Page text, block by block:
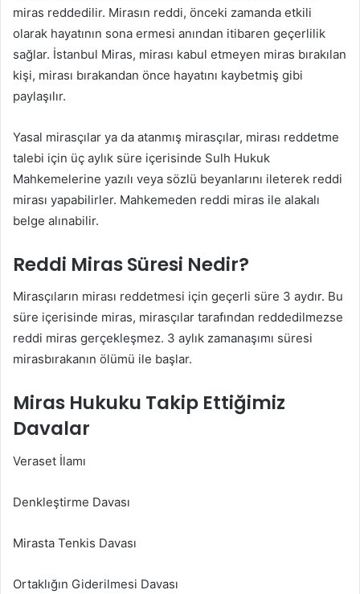
miras reddedilir. Mirasın reddi, önceki zamanda etkili
olarak hayatının sona ermesi anından itibaren geçerlilik
sağlar. İstanbul Miras, mirası kabul etmeyen miras bırakılan
kişi, mirası bırakandan önce hayatını kaybetmiş gibi
paylaşılır.
Yasal mirasçılar ya da atanmış mirasçılar, mirası reddetme
talebi için üç aylık süre içerisinde Sulh Hukuk
Mahkemelerine yazılı veya sözlü beyanlarını ileterek reddi
mirası yapabilirler. Mahkemeden reddi miras ile alakalı
belge alınabilir.
Reddi Miras Süresi Nedir?
Mirasçıların mirası reddetmesi için geçerli süre 3 aydır. Bu
süre içerisinde miras, mirasçılar tarafından reddedilmezse
reddi miras gerçekleşmez. 3 aylık zamanaşımı süresi
mirasbırakanın ölümü ile başlar.
Miras Hukuku Takip Ettiğimiz
Davalar
Veraset İlamı
Denkleştirme Davası
Mirasta Tenkis Davası
Ortaklığın Giderilmesi Davası